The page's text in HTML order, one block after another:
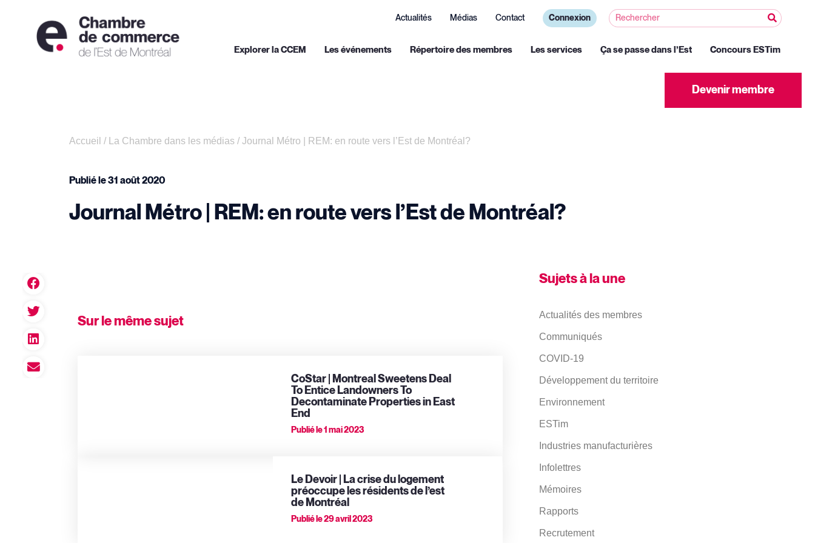
Actualités Médias Contact Connexion
Explorer la CCEM Les événements Répertoire des membres Les services Ça se passe dans l’Est Concours ESTim
Devenir membre
Accueil / La Chambre dans les médias /Journal Métro | REM: en route vers l’Est de Montréal?
Publié le31 août 2020
Journal Métro | REM: en route vers l’Est de Montréal?
Sur le même sujet
CoStar | Montreal Sweetens Deal
To Entice Landowners To
Decontaminate Properties in East
End
Publié le1 mai 2023
Le Devoir | La crise du logement
préoccupe les résidents de l’est
de Montréal
Publié le29 avril 2023
Sujets à la une
Actualités des membres
Communiqués
COVID-19
Développement du territoire
Environnement
ESTim
Industries manufacturières
Infolettres
Mémoires
Rapports
Recrutement